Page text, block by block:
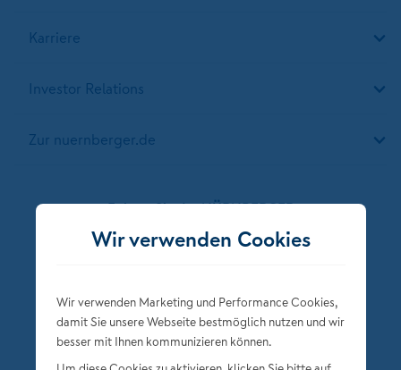
Karriere
Investor Relations
Zur nuernberger.de
Folgen Sie der NÜRNBERGER
Wir verwenden Cookies
Wir verwenden Marketing und Performance Cookies,
damit Sie unsere Webseite bestmöglich nutzen und wir
besser mit Ihnen kommunizieren können.